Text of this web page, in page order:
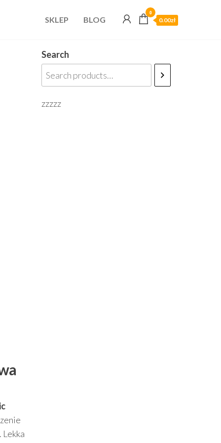
SKLEP BLOG
0
0.00zł
Lekka
Search
zzzzz